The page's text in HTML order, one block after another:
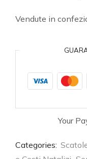
Vendute in
Your
Categories: